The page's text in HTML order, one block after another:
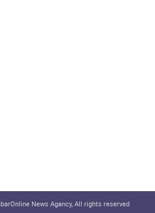
News Agancy, All rights reserved.